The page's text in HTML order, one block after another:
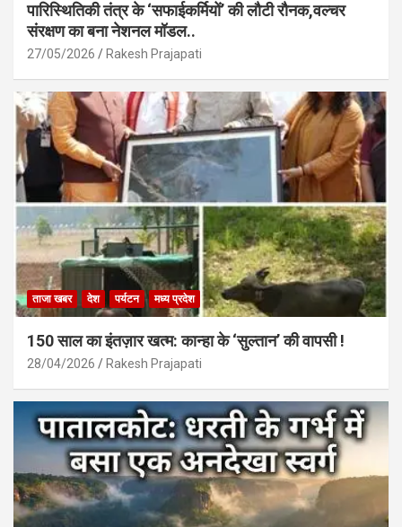
पारिस्थितिकी तंत्र के ‘सफाईकर्मियों’ की लौटी रौनक,वल्चर
संरक्षण का बना नेशनल मॉडल..
27/05/2026 Rakesh Prajapati
ताजा खबर देश पर्यटन मध्य प्रदेश
150 साल का इंतज़ार खत्म: कान्हा के ‘सुल्तान’ की वापसी !
28/04/2026 Rakesh Prajapati